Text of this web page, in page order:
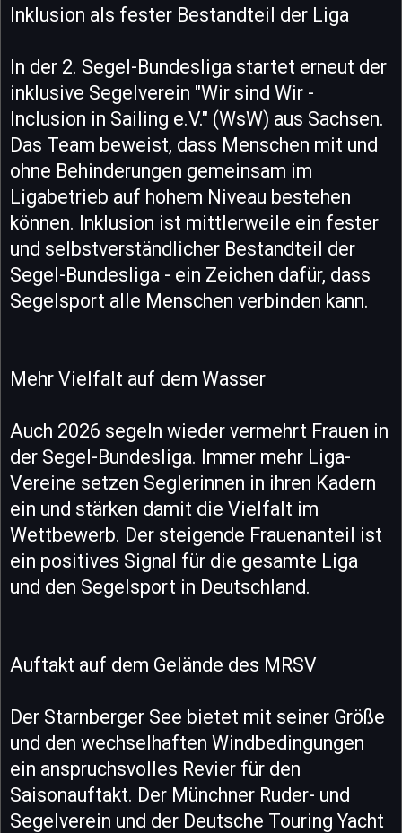
Inklusion als fester Bestandteil der Liga
In der 2. Segel-Bundesliga startet erneut der
inklusive Segelverein "Wir sind Wir -
Inclusion in Sailing e.V." (WsW) aus Sachsen.
Das Team beweist, dass Menschen mit und
ohne Behinderungen gemeinsam im
Ligabetrieb auf hohem Niveau bestehen
können. Inklusion ist mittlerweile ein fester
und selbstverständlicher Bestandteil der
Segel-Bundesliga - ein Zeichen dafür, dass
Segelsport alle Menschen verbinden kann.
Mehr Vielfalt auf dem Wasser
Auch 2026 segeln wieder vermehrt Frauen in
der Segel-Bundesliga. Immer mehr Liga-
Vereine setzen Seglerinnen in ihren Kadern
ein und stärken damit die Vielfalt im
Wettbewerb. Der steigende Frauenanteil ist
ein positives Signal für die gesamte Liga
und den Segelsport in Deutschland.
Auftakt auf dem Gelände des MRSV
Der Starnberger See bietet mit seiner Größe
und den wechselhaften Windbedingungen
ein anspruchsvolles Revier für den
Saisonauftakt. Der Münchner Ruder- und
Segelverein und der Deutsche Touring Yacht